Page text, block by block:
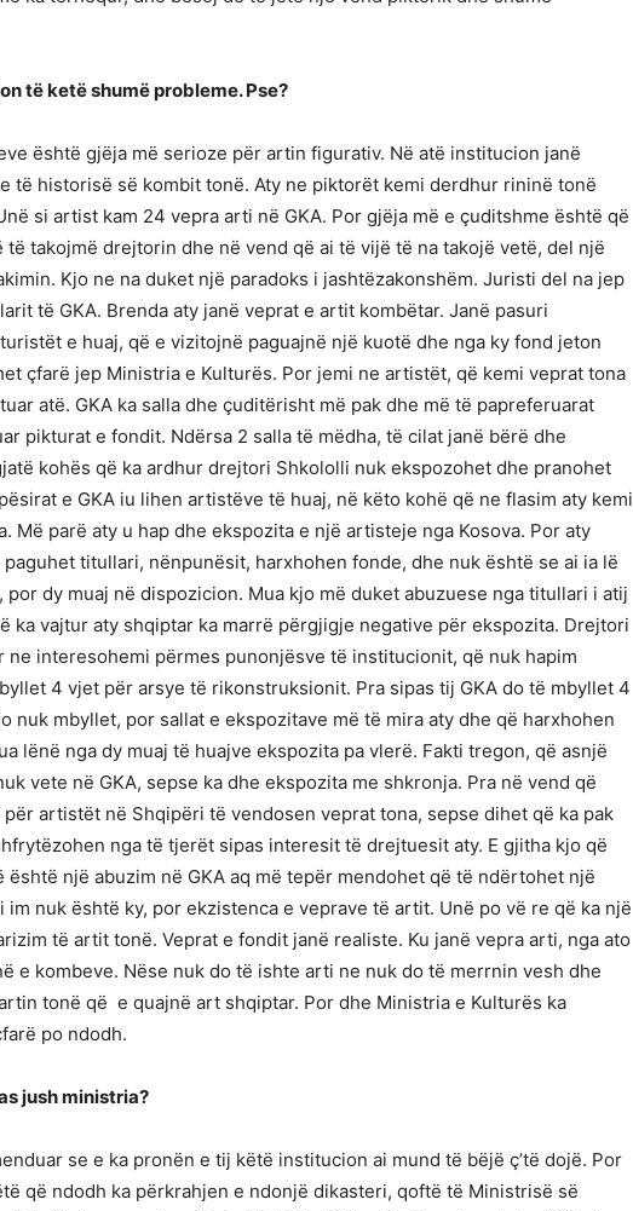
të ketë shumë probleme. Pse?
është gjëja më serioze për artin figurativ. Në atë institucion janë
të historisë së kombit tonë. Aty ne piktorët kemi derdhur rininë tonë
si artist kam 24 vepra arti në GKA. Por gjëja më e çuditshme është që
takojmë drejtorin dhe në vend që ai të vijë të na takojë vetë, del një
Kjo ne na duket një paradoks i jashtëzakonshëm. Juristi del na jep
të GKA. Brenda aty janë veprat e artit kombëtar. Janë pasuri
e huaj, që e vizitojnë paguajnë një kuotë dhe nga ky fond jeton
çfarë jep Ministria e Kulturës. Por jemi ne artistët, që kemi veprat tona
atë. GKA ka salla dhe çuditërisht më pak dhe më të papreferuarat
pikturat e fondit. Ndërsa 2 salla të mëdha, të cilat janë bërë dhe
kohës që ka ardhur drejtori Shkololli nuk ekspozohet dhe pranohet
e GKA iu lihen artistëve të huaj, në këto kohë që ne flasim aty kemi
Më parë aty u hap dhe ekspozita e një artisteje nga Kosova. Por aty
titullari, nënpunësit, harxhohen fonde, dhe nuk është se ai ia lë
por dy muaj në dispozicion. Mua kjo më duket abuzuese nga titullari i atij
ka vajtur aty shqiptar ka marrë përgjigje negative për ekspozita. Drejtori
ne interesohemi përmes punonjësve të institucionit, që nuk hapim
4 vjet për arsye të rikonstruksionit. Pra sipas tij GKA do të mbyllet 4
nuk mbyllet, por sallat e ekspozitave më të mira aty dhe që harxhohen
lënë nga dy muaj të huajve ekspozita pa vlerë. Fakti tregon, që asnjë
vete në GKA, sepse ka dhe ekspozita me shkronja. Pra në vend që
për artistët në Shqipëri të vendosen veprat tona, sepse dihet që ka pak
nga të tjerët sipas interesit të drejtuesit aty. E gjitha kjo që
është një abuzim në GKA aq më tepër mendohet që të ndërtohet një
im nuk është ky, por ekzistenca e veprave të artit. Unë po vë re që ka një
të artit tonë. Veprat e fondit janë realiste. Ku janë vepra arti, nga ato
e kombeve. Nëse nuk do të ishte arti ne nuk do të merrnin vesh dhe
tonë që e quajnë art shqiptar. Por dhe Ministria e Kulturës ka
po ndodh.
jush ministria?
se e ka pronën e tij këtë institucion ai mund të bëjë ç’të dojë. Por
që ndodh ka përkrahjen e ndonjë dikasteri, qoftë të Ministrisë së